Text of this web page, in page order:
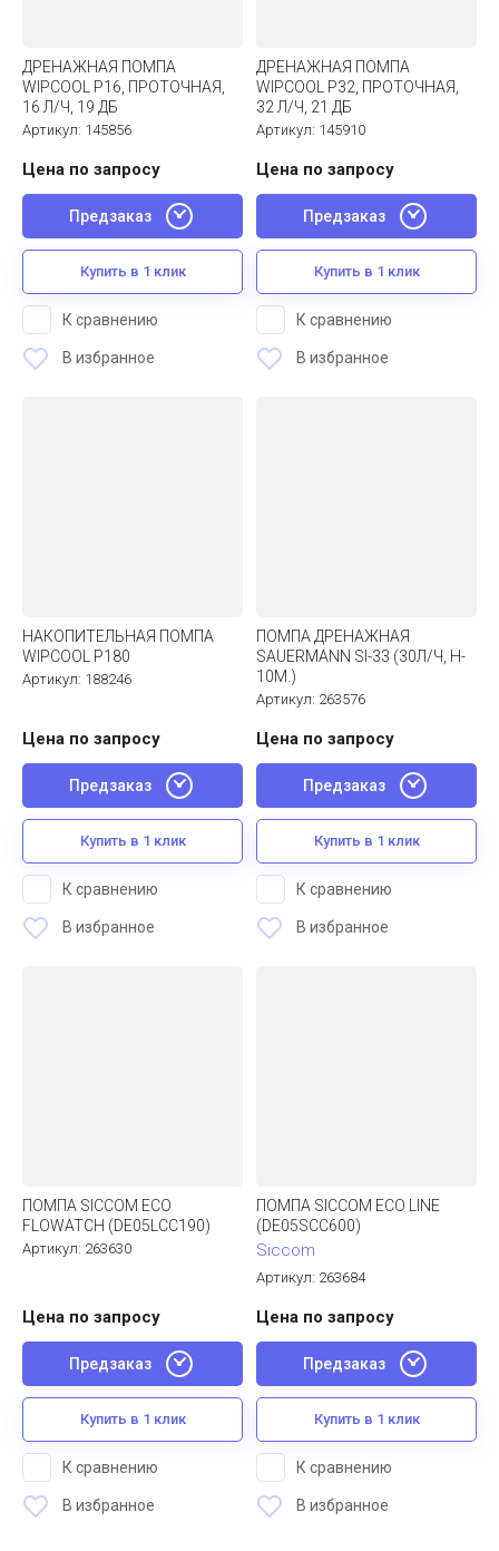
ДРЕНАЖНАЯ ПОМПА
WIPCOOL P16, ПРОТОЧНАЯ,
16 Л/Ч, 19 ДБ
Артикул: 145856
Цена по запросу
Предзаказ
Купить в 1 клик
К сравнению
В избранное
ДРЕНАЖНАЯ ПОМПА
WIPCOOL P32, ПРОТОЧНАЯ,
32 Л/Ч, 21 ДБ
Артикул: 145910
Цена по запросу
Предзаказ
Купить в 1 клик
К сравнению
В избранное
НАКОПИТЕЛЬНАЯ ПОМПА
WIPCOOL P180
Артикул: 188246
Цена по запросу
Предзаказ
Купить в 1 клик
К сравнению
В избранное
ПОМПА ДРЕНАЖНАЯ
SAUERMANN SI-33 (30Л/Ч, H-
10М.)
Артикул: 263576
Цена по запросу
Предзаказ
Купить в 1 клик
К сравнению
В избранное
ПОМПА SICCOM ECO
FLOWATCH (DE05LCC190)
Артикул: 263630
Цена по запросу
Предзаказ
Купить в 1 клик
К сравнению
В избранное
ПОМПА SICCOM ECO LINE
(DE05SCC600)
Siccom
Артикул: 263684
Цена по запросу
Предзаказ
Купить в 1 клик
К сравнению
В избранное